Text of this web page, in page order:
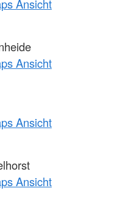
Ansicht
Ansicht
Ansicht
Ansicht